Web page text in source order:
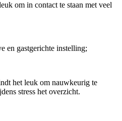
om in contact te staan met veel
en gastgerichte instelling;
het leuk om nauwkeurig te
stress het overzicht.